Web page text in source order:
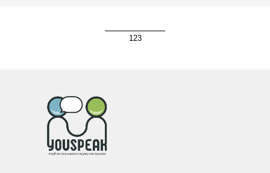
1 23